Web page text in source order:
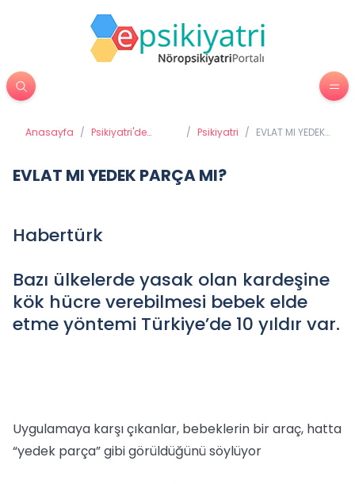
Anasayfa / Psikiyatri'de
/ Psikiyatri / EVLAT MI YEDEK
EVLAT MI YEDEK PARÇA MI?
Habertürk
Bazı ülkelerde yasak olan kardeşine
kök hücre verebilmesi bebek elde
etme yöntemi Türkiye’de 10 yıldır var.
Uygulamaya karşı çıkanlar, bebeklerin bir araç, hatta
“yedek parça” gibi görüldüğünü söylüyor